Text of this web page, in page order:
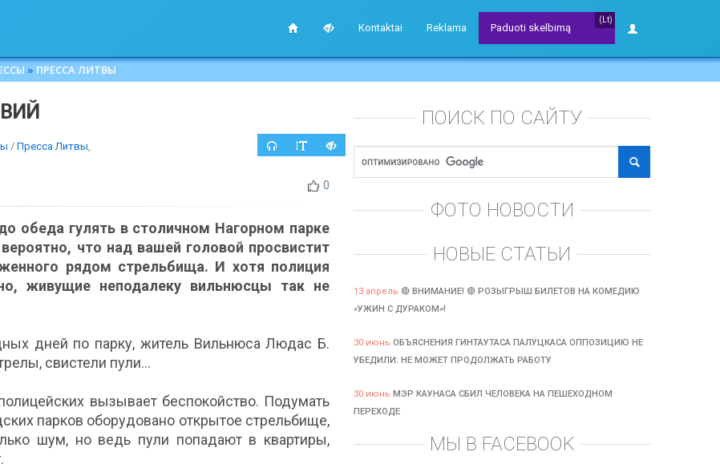
Kontaktai Reklama
(Lt)
Paduoti skelbimą
» ПРЕССА ЛИТВЫ
/ Пресса Литвы,
0
обеда гулять в столичном Нагорном парке
что над вашей головой просвистит
рядом стрельбища. И хотя полиция
живущие неподалеку вильнюсцы так не
дней по парку, житель Вильнюса Людас Б.
свистели пули…
вызывает беспокойство. Подумать
парков оборудовано открытое стрельбище,
шум, но ведь пули попадают в квартиры,
ПОИСК ПО САЙТУ
ФОТО НОВОСТИ
НОВЫЕ СТАТЬИ
13 апрель 🔴 ВНИМАНИЕ! 🔴 РОЗЫГРЫШ БИЛЕТОВ НА КОМЕДИЮ
«УЖИН С ДУРАКОМ»!
30 июнь ОБЪЯСНЕНИЯ ГИНТАУТАСА ПАЛУЦКАСА ОППОЗИЦИЮ НЕ
УБЕДИЛИ: НЕ МОЖЕТ ПРОДОЛЖАТЬ РАБОТУ
30 июнь МЭР КАУНАСА СБИЛ ЧЕЛОВЕКА НА ПЕШЕХОДНОМ
ПЕРЕХОДЕ
МЫ В FACEBOOK